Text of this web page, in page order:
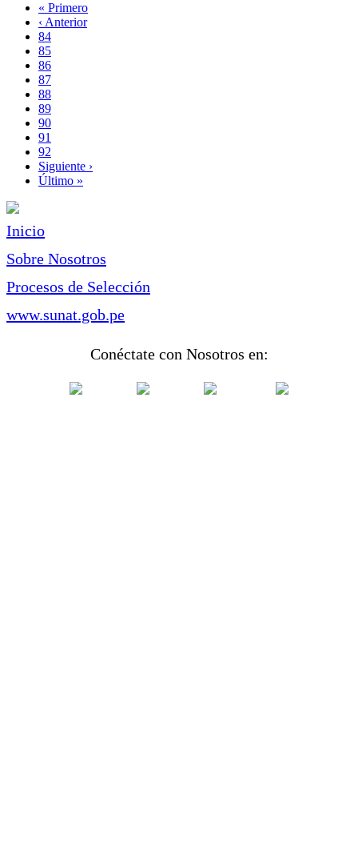
Paginación
Primera
página
« Primero
Página
anterior
‹ Anterior
Page
84
Page
85
Page
86
Page
87
Página
actual
88
Page
89
Page
90
Page
91
Page
92
Siguiente
página
Siguiente ›
Última
Último »
Inicio
Sobre Nosotros
Procesos de Selección
www.sunat.gob.pe
Conéctate con Nosotros en: